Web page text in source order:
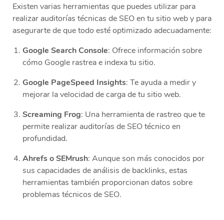
Existen varias herramientas que puedes utilizar para
realizar auditorías técnicas de SEO en tu sitio web y para
asegurarte de que todo esté optimizado adecuadamente:
Google Search Console: Ofrece información sobre
cómo Google rastrea e indexa tu sitio.
Google PageSpeed Insights: Te ayuda a medir y
mejorar la velocidad de carga de tu sitio web.
Screaming Frog: Una herramienta de rastreo que te
permite realizar auditorías de SEO técnico en
profundidad.
Ahrefs o SEMrush: Aunque son más conocidos por
sus capacidades de análisis de backlinks, estas
herramientas también proporcionan datos sobre
problemas técnicos de SEO.